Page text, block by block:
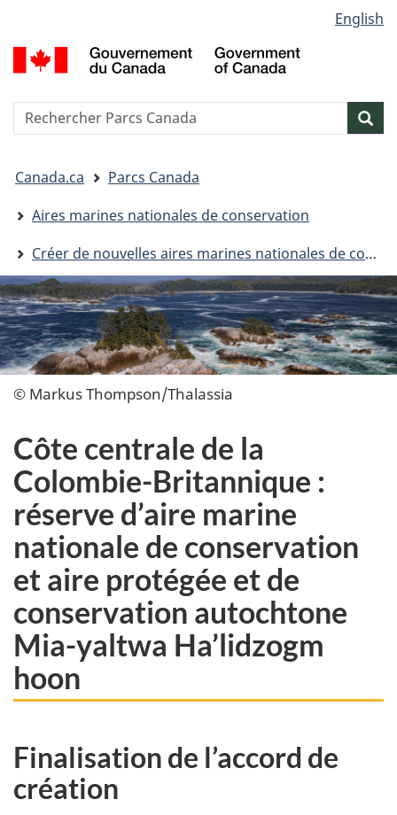
au
contenu
« Au
du
la
HTML
de
la
langue
English
Reserche
êtes
ici&nbsp;:
Canada.ca
Parcs Canada
Aires marines nationales de conservation
Créer de nouvelles aires marines nationales de conservation
© Markus Thompson/Thalassia
Côte centrale de la
Colombie-Britannique :
réserve d’aire marine
nationale de conservation
et aire protégée et de
conservation autochtone
Mia-yaltwa Ha’lidzogm
hoon
Finalisation de l’accord de
création